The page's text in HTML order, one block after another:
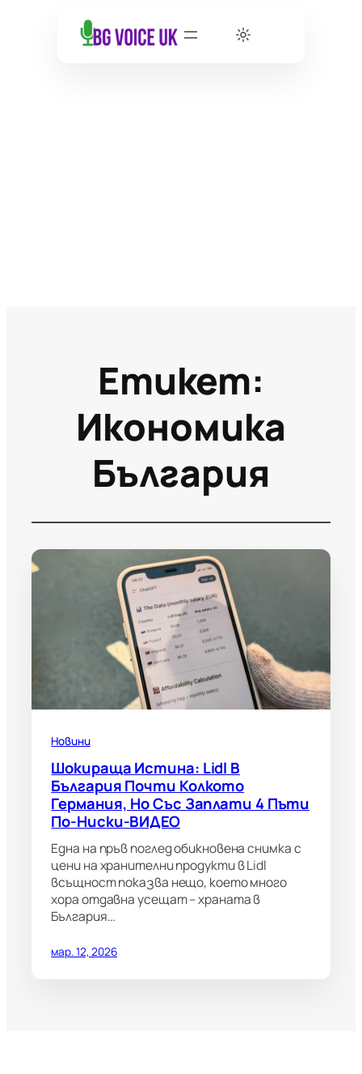
Етикет:
Икономика
България
Новини
Шокираща Истина: Lidl В
България Почти Колкото
Германия, Но Със Заплати 4 Пъти
По-Ниски-ВИДЕО
Една на пръв поглед обикновена снимка с
цени на хранителни продукти в Lidl
всъщност показва нещо, което много
хора отдавна усещат – храната в
България…
мар. 12, 2026